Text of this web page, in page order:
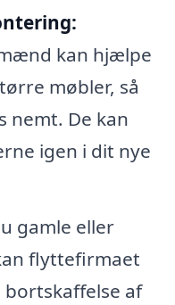
kan hjælpe
møbler, så
nemt. De kan
igen i dit nye
gamle eller
flyttefirmaet
af